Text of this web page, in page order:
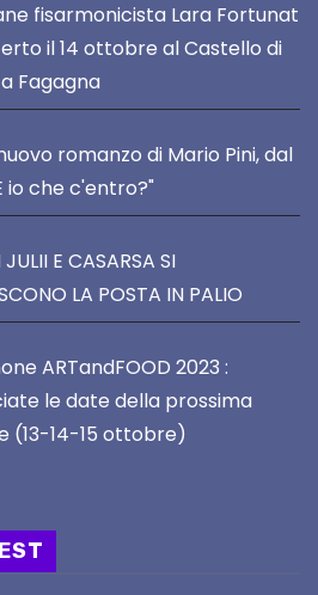
fisarmonicista Lara Fortunat
il 14 ottobre al Castello di
Fagagna
romanzo di Mario Pini, dal
io che c'entro?"
E CASARSA SI
LA POSTA IN PALIO
ARTandFOOD 2023 :
le date della prossima
(13-14-15 ottobre)